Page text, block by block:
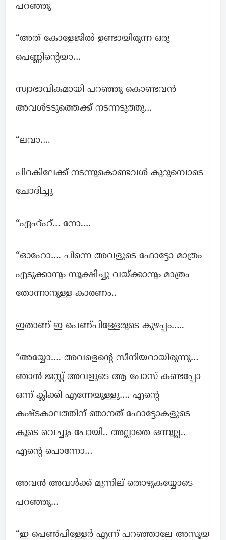
പറഞ്ഞു
“അത് കോളേജിൽ ഉണ്ടായിരുന്ന ഒരു
പെണ്ണിന്റെയാ…
സ്വാഭാവികമായി പറഞ്ഞു കൊണ്ടവൻ
അവൾടടുത്തെക്ക് നടന്നടുത്തു…
“ലവാ….
പിറകിലേക്ക് നടന്നുകൊണ്ടവൾ കുറുമ്പൊടെ
ചോദിച്ചു
“ഏഹ്ഹ്… നോ.…
“ഓഹോ…. പിന്നെ അവളുടെ ഫോട്ടോ മാത്രം
എടുക്കാനും സൂക്ഷിച്ചു വയ്ക്കാനും മാത്രം
തോന്നാനുള്ള കാരണം..
ഇതാണ് ഇ പെണ്പിള്ളേരുടെ കുഴപ്പം…..
“അയ്യോ…. അവളെന്റെ സീനിയറായിരുന്നു…
ഞാൻ ജസ്റ്റ്‌ അവളുടെ ആ പോസ് കണ്ടപ്പോ
ഒന്ന് ക്ലിക്കി എന്നേയുള്ളു…. എന്റെ
കഷ്ടകാലത്തിന് ഞാനത് ഫോട്ടോകളുടെ
കൂടെ വെച്ചും പോയി.. അല്ലാതെ ഒന്നുല്ല..
എന്റെ പൊന്നോ…
അവൻ അവൾക്ക് മുന്നില് തൊഴുകയ്യോടെ
പറഞ്ഞു…
“ഇ പെൺപിള്ളേർ എന്ന് പറഞ്ഞാലേ അസൂയ